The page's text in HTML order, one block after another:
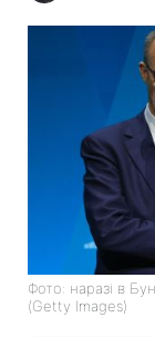
Фото: наразі в
(Getty Images)